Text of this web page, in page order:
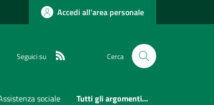
Accedi all'area personale
Seguici su Cerca
sociale Tutti gli argomenti...